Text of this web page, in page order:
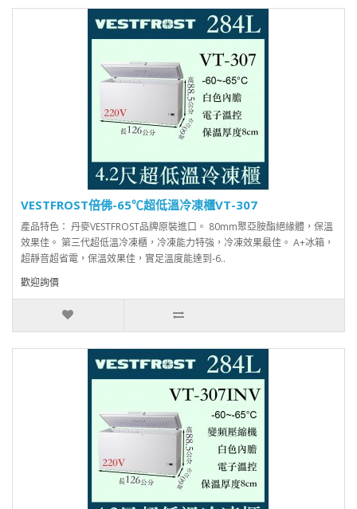
VESTFROST倍佛-65℃超低溫冷凍櫃VT-307
產品特色： 丹麥VESTFROST品牌原裝進口。 80mm聚亞胺酯絕緣體，保溫
效果佳。 第三代超低溫冷凍櫃，冷凍能力特強，冷凍效果最佳。 A+冰箱，
超靜音超省電，保溫效果佳，實足溫度能達到-6..
歡迎詢價